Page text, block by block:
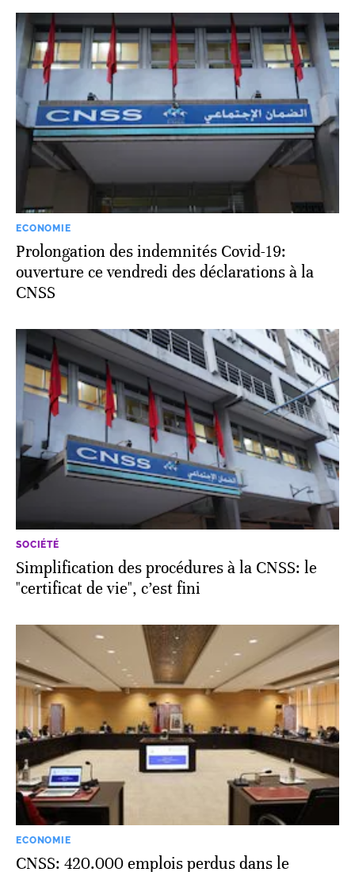
ECONOMIE
Prolongation des indemnités Covid-19:
ouverture ce vendredi des déclarations à la
CNSS
SOCIÉTÉ
Simplification des procédures à la CNSS: le
"certificat de vie", c’est fini
ECONOMIE
CNSS: 420.000 emplois perdus dans le